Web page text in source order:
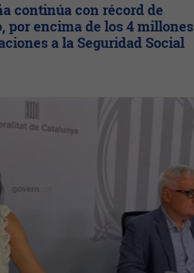
continúa con récord de
por encima de los 4 millones
a la Seguridad Social